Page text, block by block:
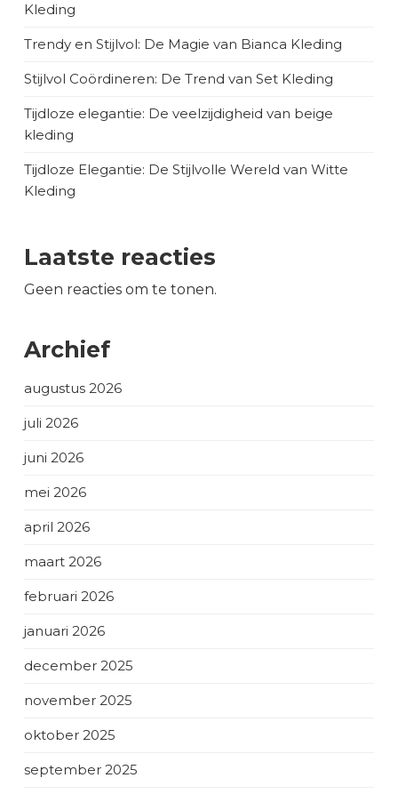
Kleding
Trendy en Stijlvol: De Magie van Bianca Kleding
Stijlvol Coördineren: De Trend van Set Kleding
Tijdloze elegantie: De veelzijdigheid van beige
kleding
Tijdloze Elegantie: De Stijlvolle Wereld van Witte
Kleding
Laatste reacties
Geen reacties om te tonen.
Archief
augustus 2026
juli 2026
juni 2026
mei 2026
april 2026
maart 2026
februari 2026
januari 2026
december 2025
november 2025
oktober 2025
september 2025